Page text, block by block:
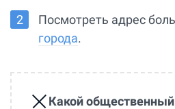
Посмотреть адрес
города.
Какой общественный